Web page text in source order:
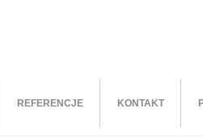
REFERENCJE KONTAKT